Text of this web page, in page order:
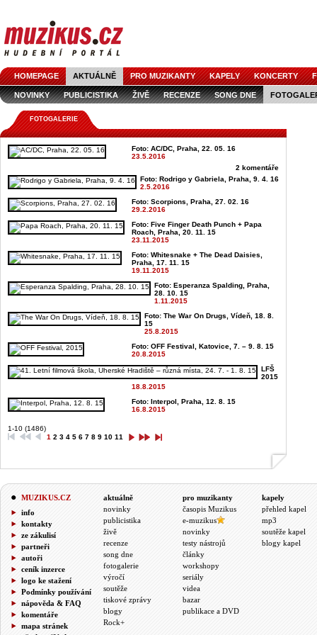
HOMEPAGE AKTUÁLNĚ PRO MUZIKANTY KAPELY KONCERTY
NOVINKY PUBLICISTIKA ŽIVĚ RECENZE SONG DNE
FOTOGALERIE
Foto: AC/DC, Praha, 22. 05. 16
23.5.2016
2 komentáře
Foto: Rodrigo y Gabriela, Praha, 9. 4. 16
2.5.2016
Foto: Scorpions, Praha, 27. 02. 16
29.2.2016
Foto: Five Finger Death Punch + Papa
Roach, Praha, 20. 11. 15
23.11.2015
Foto: Whitesnake + The Dead Daisies,
Praha, 17. 11. 15
19.11.2015
Foto: Esperanza Spalding, Praha,
28. 10. 15
1.11.2015
Foto: The War On Drugs, Vídeň, 18. 8.
15
25.8.2015
Foto: OFF Festival, Katovice, 7. – 9. 8. 15
20.8.2015
LFŠ
2015
18.8.2015
Foto: Interpol, Praha, 12. 8. 15
16.8.2015
1-10 (1486)
1 2 3 4 5 6 7 8 9 10 11
MUZIKUS.CZ
info
kontakty
ze zákulisí
partneři
autoři
ceník inzerce
logo ke stažení
Podmínky používání
nápověda & FAQ
komentáře
mapa stránek
aktuálně
novinky
publicistika
živě
recenze
song dne
fotogalerie
výročí
soutěže
tiskové zprávy
blogy
Rock+
pro muzikanty
časopis Muzikus
e-muzikus
novinky
testy nástrojů
články
workshopy
seriály
videa
bazar
publikace a DVD
kapely
přehled kapel
mp3
soutěže kapel
blogy kapel